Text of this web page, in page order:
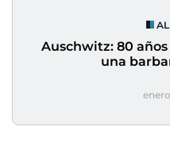
Auschwitz: 80
una